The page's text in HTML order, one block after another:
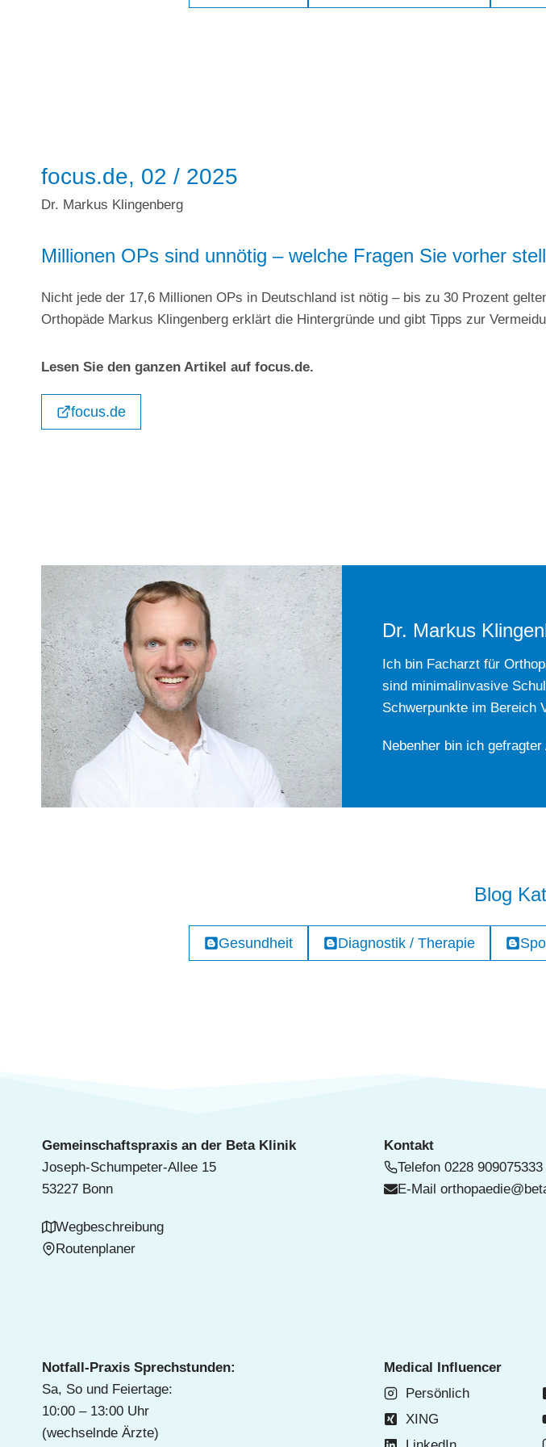
focus.de, 02 / 2025
Dr. Markus Klingenberg
Millionen OPs sind unnötig – welche Fragen Sie vorher
Nicht jede der 17,6 Millionen OPs in Deutschland ist nötig – bis zu 30 Prozent
Orthopäde Markus Klingenberg erklärt die Hintergründe und gibt Tipps zur
Lesen Sie den ganzen Artikel auf focus.de.
focus.de
Dr. Markus
Ich bin Facharzt für
sind minimalinvasive
Schwerpunkte im Bereich
Nebenher bin ich
Blog
Gesundheit Diagnostik / Therapie
Gemeinschaftspraxis an der Beta Klinik
Joseph-Schumpeter-Allee 15
53227 Bonn
Wegbeschreibung
Routenplaner
Kontakt
Telefon 0228 909075333
E-Mail
Notfall-Praxis Sprechstunden:
Sa, So und Feiertage:
10:00 – 13:00 Uhr
(wechselnde Ärzte)
Medical Influencer
Persönlich
XING